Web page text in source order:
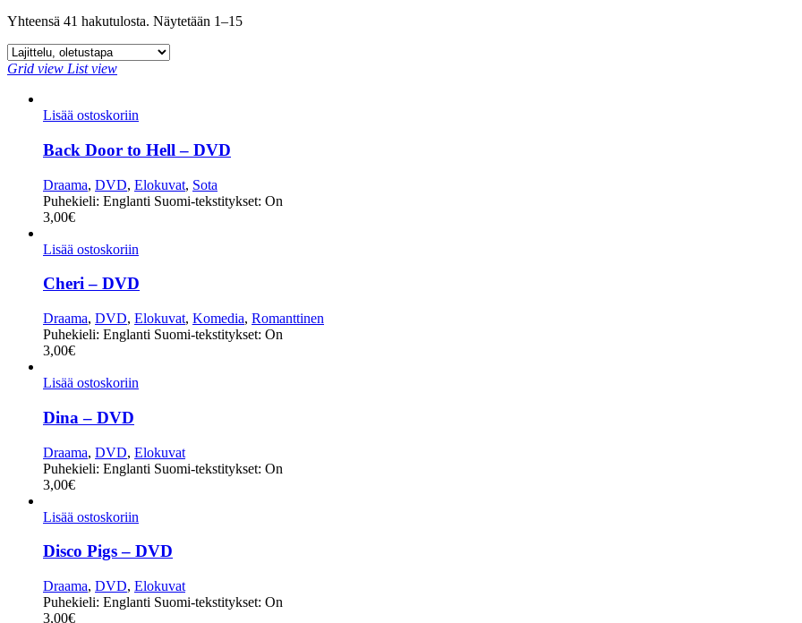
Yhteensä 41 hakutulosta. Näytetään 1–15
Grid view List view
Lisää ostoskoriin
Back Door to Hell – DVD
Draama, DVD, Elokuvat, Sota
Puhekieli: Englanti Suomi-tekstitykset: On
3,00€
Lisää ostoskoriin
Cheri – DVD
Draama, DVD, Elokuvat, Komedia, Romanttinen
Puhekieli: Englanti Suomi-tekstitykset: On
3,00€
Lisää ostoskoriin
Dina – DVD
Draama, DVD, Elokuvat
Puhekieli: Englanti Suomi-tekstitykset: On
3,00€
Lisää ostoskoriin
Disco Pigs – DVD
Draama, DVD, Elokuvat
Puhekieli: Englanti Suomi-tekstitykset: On
3,00€